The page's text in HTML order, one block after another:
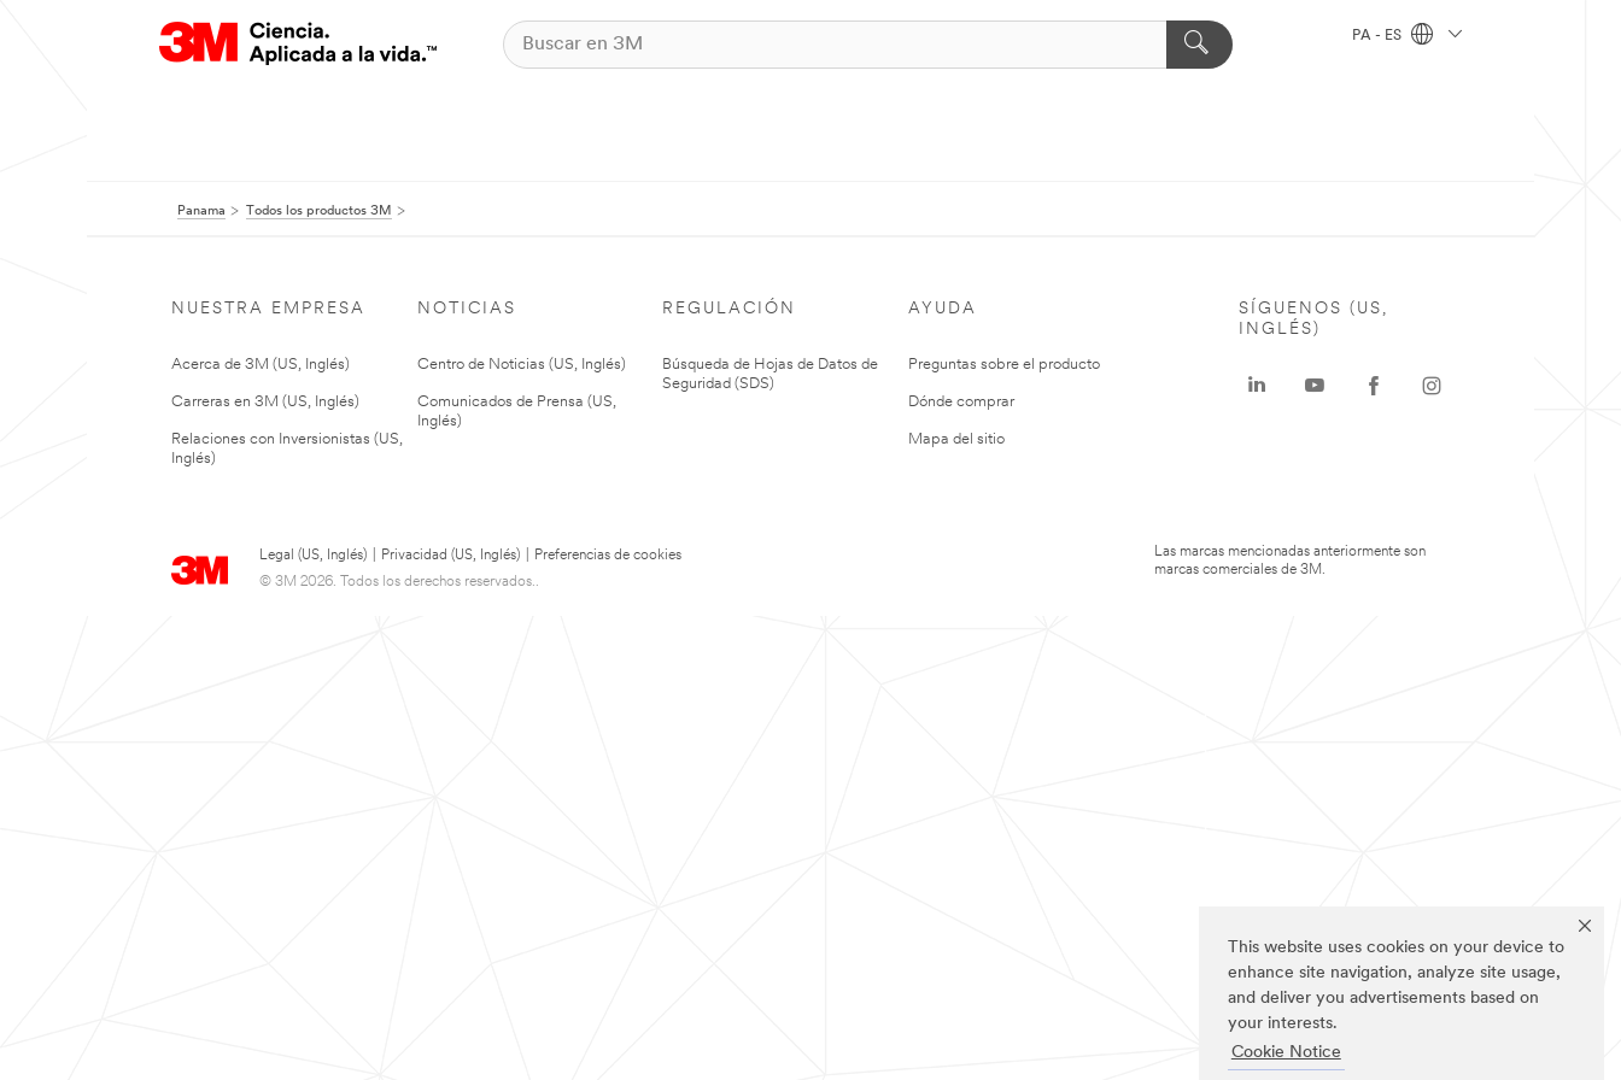
This website uses cookies on your device to
enhance site navigation, analyze site usage,
and deliver you advertisements based on
your interests.
Cookie Notice
PA - ES
Panama Todos los productos 3M
NUESTRA EMPRESA
Acerca de 3M (US, Inglés)
Carreras en 3M (US, Inglés)
Relaciones con Inversionistas (US,
Inglés)
NOTICIAS
Centro de Noticias (US, Inglés)
Comunicados de Prensa (US,
Inglés)
REGULACIÓN
Búsqueda de Hojas de Datos de
Seguridad (SDS)
AYUDA
Preguntas sobre el producto
Dónde comprar
Mapa del sitio
Legal (US, Inglés) Privacidad (US, Inglés)
Preferencias de cookies
© 3M 2026. Todos los derechos reservados..
SÍGUENOS (US,
INGLÉS)
Las marcas mencionadas anteriormente son
marcas comerciales de 3M.